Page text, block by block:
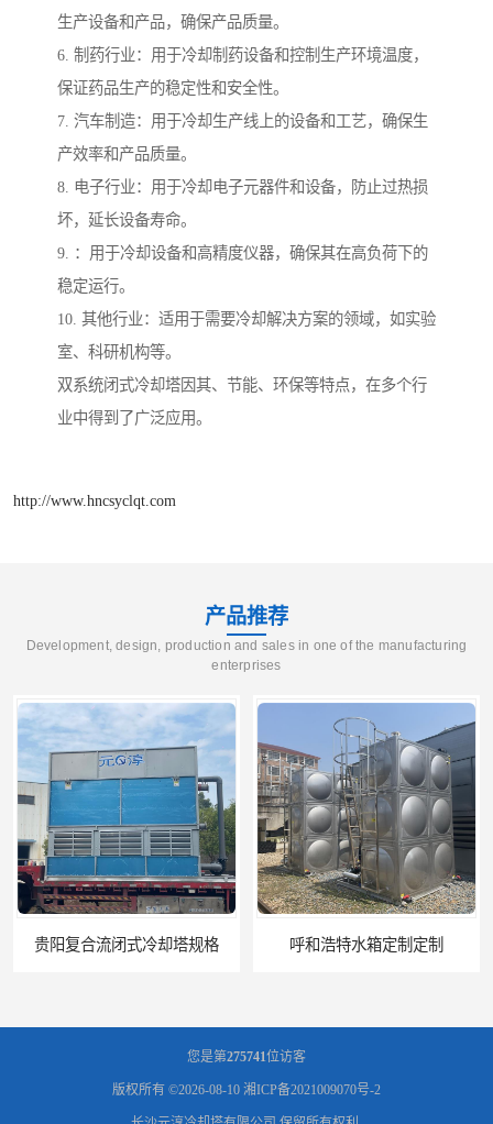
生产设备和产品，确保产品质量。
6. 制药行业：用于冷却制药设备和控制生产环境温度，
保证药品生产的稳定性和安全性。
7. 汽车制造：用于冷却生产线上的设备和工艺，确保生
产效率和产品质量。
8. 电子行业：用于冷却电子元器件和设备，防止过热损
坏，延长设备寿命。
9. ：用于冷却设备和高精度仪器，确保其在高负荷下的
稳定运行。
10. 其他行业：适用于需要冷却解决方案的领域，如实验
室、科研机构等。
双系统闭式冷却塔因其、节能、环保等特点，在多个行
业中得到了广泛应用。
http://www.hncsyclqt.com
产品推荐
Development, design, production and sales in one of the manufacturing
enterprises
呼和浩特水箱定制定制 电厂冷却塔
您是第275741位访客
版权所有 ©2026-08-10 湘ICP备2021009070号-2